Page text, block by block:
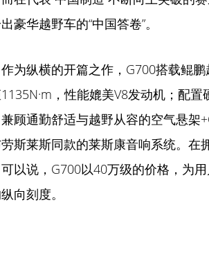
豪华越野车的“中国答卷”。
作为纵横的开篇之作，G700搭载鲲
，性能媲美V8发动机；配
顾通勤舒适与越野从容的空气悬架
斯莱斯同款的莱斯康音响系统。在
以说，G700以40万级的价格，为
向刻度。